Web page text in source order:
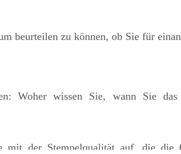
beurteilen zu können, ob Sie für
Woher wissen Sie, wann Sie
mit der Stempelqualität auf, die